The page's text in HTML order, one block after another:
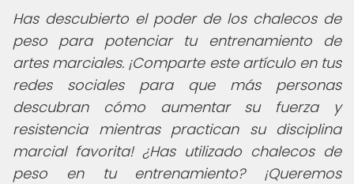
Has descubierto el poder de los chalecos de
peso para potenciar tu entrenamiento de
artes marciales. ¡Comparte este artículo en tus
redes sociales para que más personas
descubran cómo aumentar su fuerza y
resistencia mientras practican su disciplina
marcial favorita! ¿Has utilizado chalecos de
peso en tu entrenamiento? ¡Queremos